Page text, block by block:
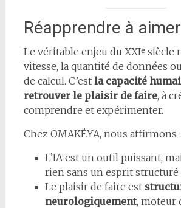
Réapprendre à
Le véritable enjeu du XXIᵉ siècle
vitesse, la quantité de données
de calcul. C’est la capacité
retrouver le plaisir de faire, à
comprendre et expérimenter.
Chez OMAKËYA, nous affirmons :
L’IA est un outil puissant,
rien sans un esprit structuré
Le plaisir de faire est
neurologiquement, moteur